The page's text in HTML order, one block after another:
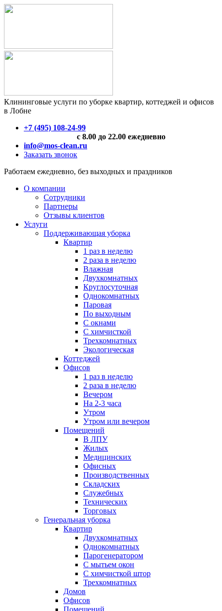
Клининговые услуги по уборке квартир, коттеджей и офисов
в Лобне
+7 (495) 108-24-99
с 8.00 до 22.00 ежедневно
info@mos-clean.ru
Заказать звонок
Работаем ежедневно, без выходных и праздников
О компании
Сотрудники
Партнеры
Отзывы клиентов
Услуги
Поддерживающая уборка
Квартир
1 раз в неделю
2 раза в неделю
Влажная
Двухкомнатных
Круглосуточная
Однокомнатных
Паровая
По выходным
С окнами
С химчисткой
Трехкомнатных
Экологическая
Коттеджей
Офисов
1 раз в неделю
2 раза в неделю
Вечером
На 2-3 часа
Утром
Утром или вечером
Помещений
В ЛПУ
Жилых
Медицинских
Офисных
Производственных
Складских
Служебных
Технических
Торговых
Генеральная уборка
Квартир
Двухкомнатных
Однокомнатных
Парогенератором
С мытьем окон
С химчисткой штор
Трехкомнатных
Домов
Офисов
Помещений